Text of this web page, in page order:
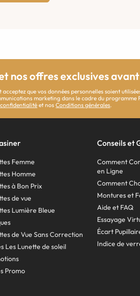
nos offres exclusives
que vos données personnelles soient
marketing dans le cadre du programme
et nosConditions générales.
Femme
Homme
à Bon Prix
de vue
Lumière Bleue
de Vue Sans Correction
Les Lunette de soleil
Promo
Conseils et
Comment
en Ligne
Comment
Montures et
Aide et FAQ
Essayage
Écart
Indice de